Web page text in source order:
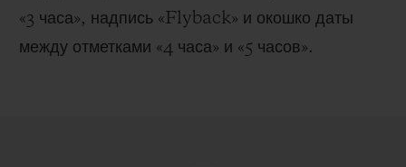
«3 часа», надпись «Flyback» и окошко даты
между отметками «4 часа» и «5 часов».